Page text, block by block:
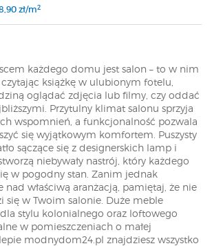
zł/m2
każdego domu jest salon – to w nim
książkę w ulubionym fotelu,
oglądać zdjęcia lub filmy, czy oddać
Przytulny klimat salonu sprzyja
wspomnień, a funkcjonalność pozwala
się wyjątkowym komfortem. Puszysty
sączące się z designerskich lamp i
niebywały nastrój, który każdego
w pogodny stan. Zanim jednak
nad właściwą aranżacją, pamiętaj, że nie
się w Twoim salonie. Duże meble
stylu kolonialnego oraz loftowego
w pomieszczeniach o małej
modnydom24.pl znajdziesz wszystko